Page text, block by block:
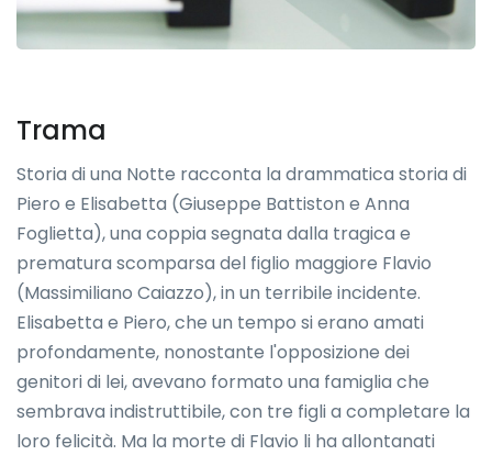
Trama
Storia di una Notte racconta la drammatica storia di
Piero e Elisabetta (Giuseppe Battiston e Anna
Foglietta), una coppia segnata dalla tragica e
prematura scomparsa del figlio maggiore Flavio
(Massimiliano Caiazzo), in un terribile incidente.
Elisabetta e Piero, che un tempo si erano amati
profondamente, nonostante l'opposizione dei
genitori di lei, avevano formato una famiglia che
sembrava indistruttibile, con tre figli a completare la
loro felicità. Ma la morte di Flavio li ha allontanati